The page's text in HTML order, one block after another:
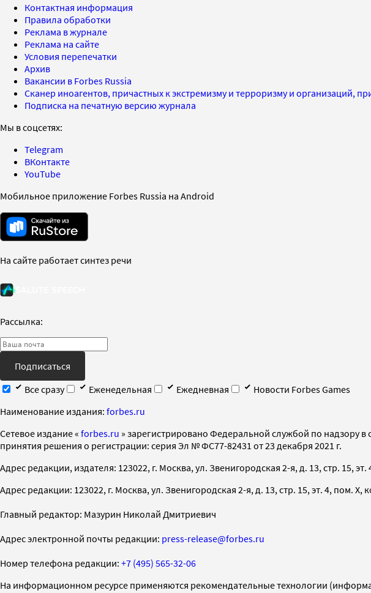
Контактная информация
Правила обработки
Реклама в журнале
Реклама на сайте
Условия перепечатки
Архив
Вакансии в Forbes Russia
Сканер иноагентов, причастных к экстремизму и терроризму и организаций,
Подписка на печатную версию журнала
Мы в соцсетях:
Telegram
ВКонтакте
YouTube
Мобильное приложение Forbes Russia на Android
На сайте работает синтез речи
Рассылка:
Подписаться
Все сразу
Еженедельная Ежедневная
Новости Forbes Games
Наименование издания: forbes.ru
Cетевое издание « forbes.ru » зарегистрировано Федеральной службой по надзору
принятия решения о регистрации: серия Эл № ФС77-82431 от 23 декабря 2021 г.
Адрес редакции, издателя: 123022, г. Москва, ул. Звенигородская 2-я, д. 13, стр. 15, эт.
Адрес редакции: 123022, г. Москва, ул. Звенигородская 2-я, д. 13, стр. 15, эт. 4, пом. X,
Главный редактор: Мазурин Николай Дмитриевич
Адрес электронной почты редакции: press-release@forbes.ru
Номер телефона редакции: +7 (495) 565-32-06
На информационном ресурсе применяются рекомендательные технологии